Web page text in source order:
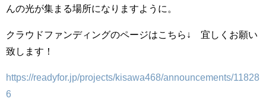
んの光が集まる場所になりますように。
クラウドファンディングのページはこちら↓ 宜しくお願い
致します！
https://readyfor.jp/projects/kisawa468/announcements/11828
6